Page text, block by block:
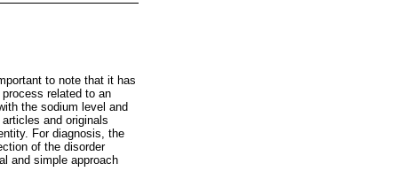
to note that it has
related to an
the sodium level and
and originals
For diagnosis, the
of the disorder
and simple approach